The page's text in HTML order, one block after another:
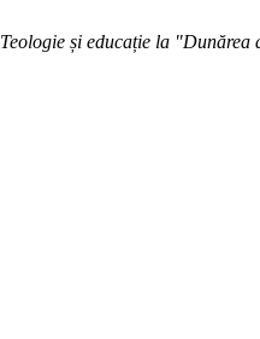
Teologie și educație la "Dunărea